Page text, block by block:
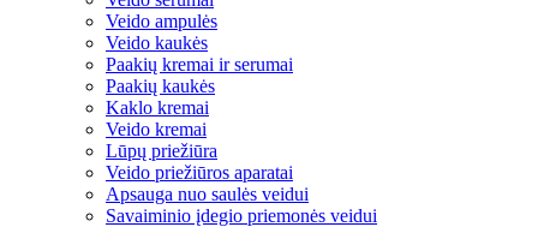
Veido ampulės
Veido kaukės
Paakių kremai ir serumai
Paakių kaukės
Kaklo kremai
Veido kremai
Lūpų priežiūra
Veido priežiūros aparatai
Apsauga nuo saulės veidui
Savaiminio įdegio priemonės veidui